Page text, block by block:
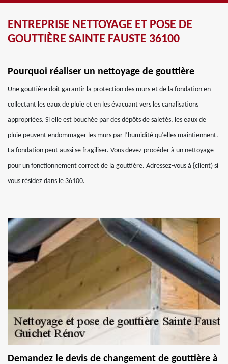
ENTREPRISE NETTOYAGE ET POSE DE
GOUTTIÈRE SAINTE FAUSTE 36100
Pourquoi réaliser un nettoyage de gouttière
Une gouttière doit garantir la protection des murs et de la fondation en
collectant les eaux de pluie et en les évacuant vers les canalisations
appropriées. Si elle est bouchée par des dépôts de saletés, les eaux de
pluie peuvent endommager les murs par l’humidité qu’elles maintiennent.
La fondation peut aussi se fragiliser. Vous devez procéder à un nettoyage
pour un fonctionnement correct de la gouttière. Adressez-vous à {client) si
vous résidez dans le 36100.
Demandez le devis de changement de gouttière à